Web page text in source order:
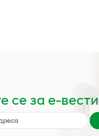
се за е-вести